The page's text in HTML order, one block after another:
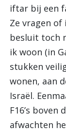
iftar bij een
Ze vragen
besluit toch
ik woon (in
stukken
wonen, aan
Israël.
F16’s boven
afwachten